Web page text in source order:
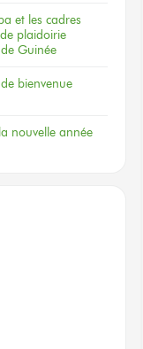
et les cadres
de plaidoirie
de Guinée
de bienvenue
nouvelle année